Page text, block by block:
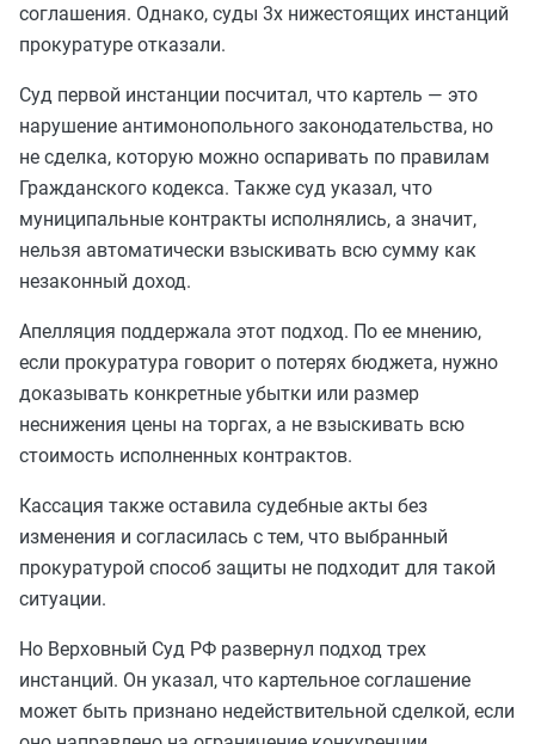
соглашения. Однако, суды 3х нижестоящих инстанций
прокуратуре отказали.
Суд первой инстанции посчитал, что картель — это
нарушение антимонопольного законодательства, но
не сделка, которую можно оспаривать по правилам
Гражданского кодекса. Также суд указал, что
муниципальные контракты исполнялись, а значит,
нельзя автоматически взыскивать всю сумму как
незаконный доход.
Апелляция поддержала этот подход. По ее мнению,
если прокуратура говорит о потерях бюджета, нужно
доказывать конкретные убытки или размер
неснижения цены на торгах, а не взыскивать всю
стоимость исполненных контрактов.
Кассация также оставила судебные акты без
изменения и согласилась с тем, что выбранный
прокуратурой способ защиты не подходит для такой
ситуации.
Но Верховный Суд РФ развернул подход трех
инстанций. Он указал, что картельное соглашение
может быть признано недействительной сделкой, если